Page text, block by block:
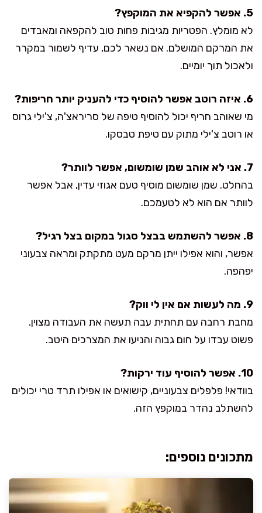
5. אפשר להקפיא את המוקפץ?
לא מומלץ. הפטריות מגיבות פחות טוב להקפאה ומאבדים
את המרקם המושלם. אם נשאר לכם, עדיף לשמור במקרר
ולאכול תוך יומיים.
6. איזה רוטב אפשר להוסיף כדי להעניק יותר חריפות?
מי שאוהב חריף יכול להוסיף טיפה של סריראצ'ה, צ'ילי גרוס
או רוטב צ'ילי מתוק עם טיפת טבסקו.
7. אני לא אוהב שמן שומשום, אפשר לוותר?
בהחלט. שמן שומשום מוסיף טעם אגוזי עדין, אבל אפשר
לוותר אם הוא לא לטעמכם.
8. אפשר להשתמש בבצל סגול במקום בצל רגיל?
אפשר, והוא אפילו ייתן מרקם מעט מתקתק ומראה צבעוני
יפהפה.
9. מה לעשות אם אין לי ווק?
מחבת רחבה עם תחתית עבה תעשה את העבודה מצוין.
פשוט עבדו על חום גבוה והניעו את המצרכים היטב.
10. אפשר להוסיף עוד ירקות?
בוודאי! פלפלים צבעוניים, קישואים או אפילו תרד טרי יכולים
להשתלב נהדר במוקפץ הזה.
מתכונים נוספים: